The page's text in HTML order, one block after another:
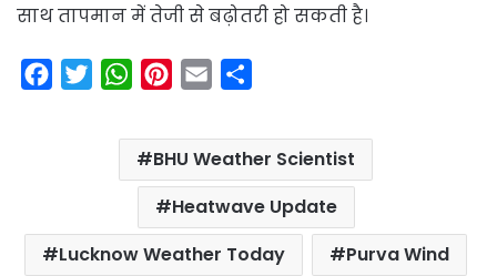
साथ तापमान में तेजी से बढ़ोतरी हो सकती है।
o
o
e
r
W
a
t
A
p
n
t
e
r
e
a
i
l
a
r
e
BHU Weather Scientist
Heatwave Update
Lucknow Weather Today
Purva Wind